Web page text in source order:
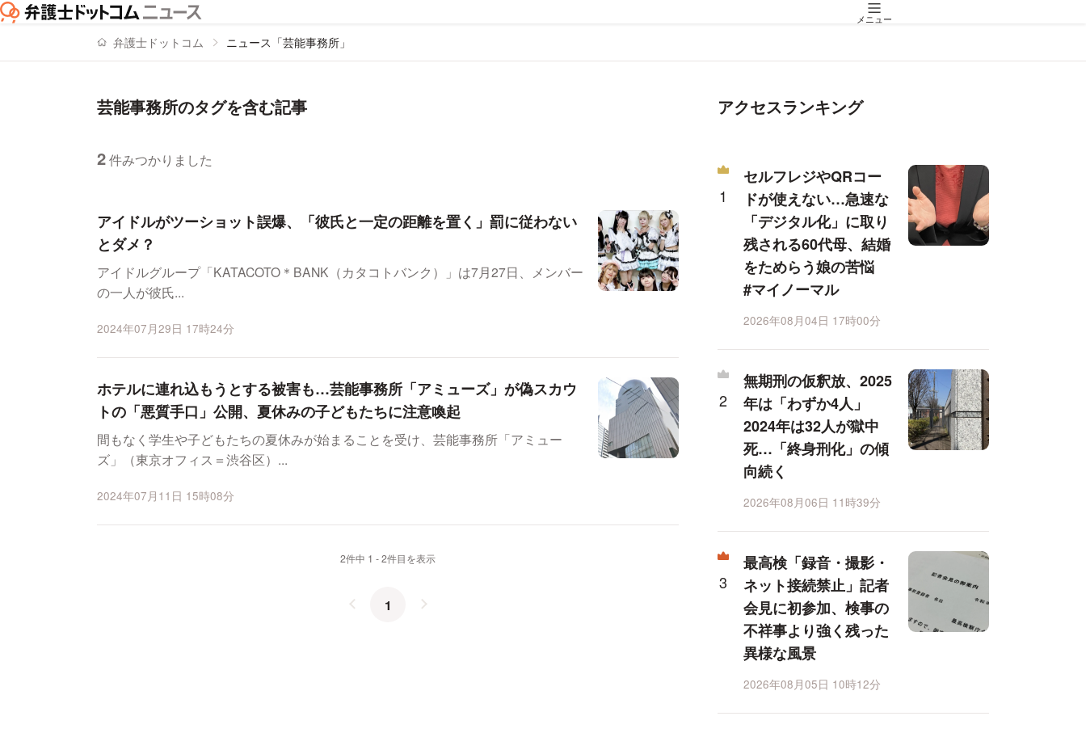
メニュー
弁護士ドットコム ニュース「芸能事務所」
芸能事務所のタグを含む記事
2件みつかりました
アイドルがツーショット誤爆、「彼氏と一定の距離を置く」罰に従わない
とダメ？
アイドルグループ「KATACOTO＊BANK​（カタコトバンク）」は7月27日、メンバー
の一人が彼氏...
2024年07月29日 17時24分
ホテルに連れ込もうとする被害も…芸能事務所「アミューズ」が偽スカウ
トの「悪質手口」公開、夏休みの子どもたちに注意喚起
間もなく学生や子どもたちの夏休みが始まることを受け、芸能事務所「アミュー
ズ」（東京オフィス＝渋谷区）...
2024年07月11日 15時08分
2件中 1 - 2件目を表示
1
アクセスランキング
セルフレジやQRコー
ドが使えない…急速な
「デジタル化」に取り
残される60代母、結婚
をためらう娘の苦悩
#マイノーマル
2026年08月04日 17時00分
無期刑の仮釈放、2025
年は「わずか4人」
2024年は32人が獄中
死…「終身刑化」の傾
向続く
2026年08月06日 11時39分
最高検「録音・撮影・
ネット接続禁止」記者
会見に初参加、検事の
不祥事より強く残った
異様な風景
2026年08月05日 10時12分